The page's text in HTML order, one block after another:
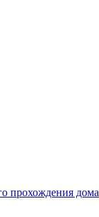
прохождения дома